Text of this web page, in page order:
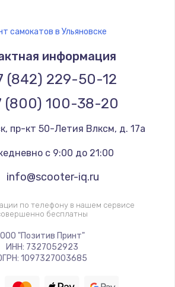
самокатов в Ульяновске
информация
(842) 229-50-12
(800) 100-38-20
, пр-кт 50-Летия Влксм, д. 17а
с 9:00 до 21:00
info@scooter-iq.ru
по телефону в нашем сервисе
бесплатны
ООО "Позитив Принт"
ИНН: 7327052923
1097327003685